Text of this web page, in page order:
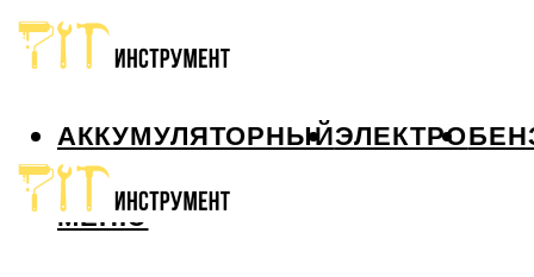
АККУМУЛЯТОРНЫЙЭЛЕКТРО
МЕНЮ